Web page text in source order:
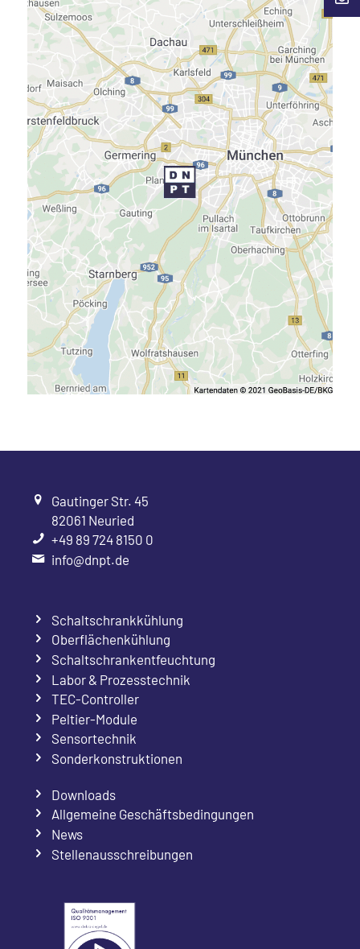
Gautinger Str. 45
82061 Neuried
+49 89 724 8150 0
info@dnpt.de
Schaltschrankkühlung
Oberflächenkühlung
Schaltschrankentfeuchtung
Labor & Prozesstechnik
TEC-Controller
Peltier-Module
Sensortechnik
Sonderkonstruktionen
Downloads
Allgemeine Geschäftsbedingungen
News
Stellenausschreibungen